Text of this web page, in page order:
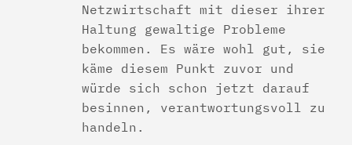
Netzwirtschaft mit dieser ihrer
Haltung gewaltige Probleme
bekommen. Es wäre wohl gut, sie
käme diesem Punkt zuvor und
würde sich schon jetzt darauf
besinnen, verantwortungsvoll zu
handeln.